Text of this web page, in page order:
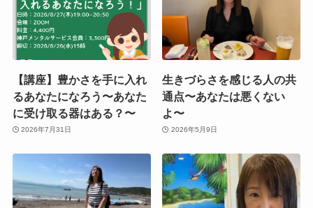
【講座】豊かさを手に入れ
るあなたになろう〜あなた
に受け取る器はある？〜
2026年7月31日
生きづらさを感じる人の共
通点〜あなたは悪くない
よ〜
2026年5月9日